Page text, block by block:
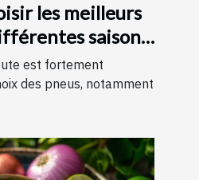
les meilleurs
saisons
est fortement
des pneus, notamment